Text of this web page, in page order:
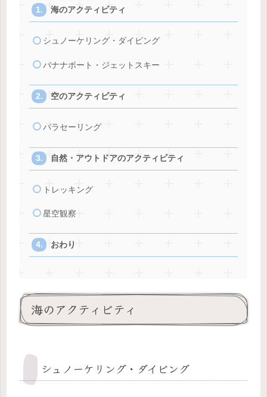
海のアクティビティ
シュノーケリング・ダイビング
バナナボート・ジェットスキー
空のアクティビティ
パラセーリング
自然・アウトドアのアクティビティ
トレッキング
星空観察
おわり
海のアクティビティ
シュノーケリング・ダイビング